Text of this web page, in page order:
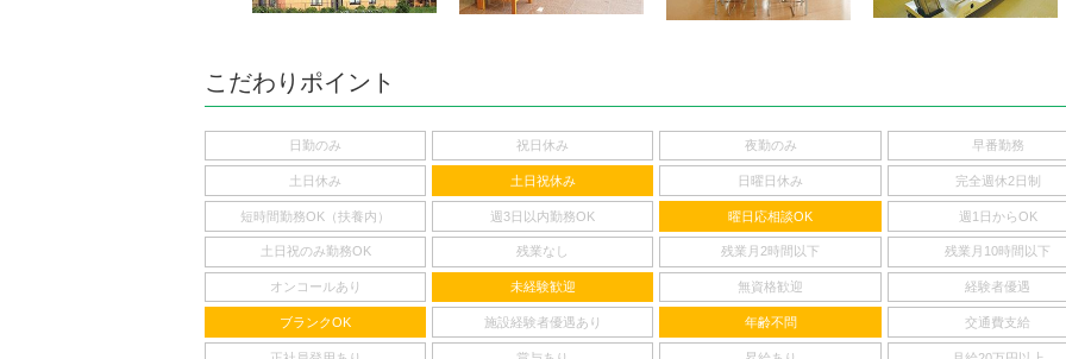
こだわりポイント
日勤のみ 祝日休み 夜勤のみ 早番勤務
土日休み 土日祝休み 日曜日休み 完全週休2日制
短時間勤務OK（扶養内） 週3日以内勤務OK 曜日応相談OK 週1日からOK
土日祝のみ勤務OK 残業なし 残業月2時間以下 残業月10時間以下
オンコールあり 未経験歓迎 無資格歓迎 経験者優遇
ブランクOK 施設経験者優遇あり 年齢不問 交通費支給